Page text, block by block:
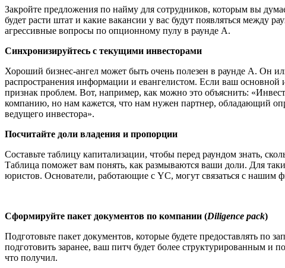
Закройте предложения по найму для сотрудников, которым вы
будет расти штат и какие вакансии у вас будут появляться между
агрессивные вопросы по опционному пулу в раунде А.
Синхронизируйтесь с текущими инвесторами
Хороший бизнес-ангел может быть очень полезен в раунде А. Он
распространения информации и евангелистом. Если ваш основной
признак проблем. Вот, например, как можно это объяснить:
компанию, но нам кажется, что нам нужен партнер, обладающий
ведущего инвестора».
Посчитайте доли владения и пропорции
Составьте таблицу капитализации, чтобы перед раундом знать,
Таблица поможет вам понять, как размываются ваши доли. Для
юристов. Основатели, работающие с YC, могут связаться с нашим
Сформируйте пакет документов по компании (Diligence pack)
Подготовьте пакет документов, которые будете предоставлять
подготовить заранее, ваш питч будет более структурированным и
что получил.